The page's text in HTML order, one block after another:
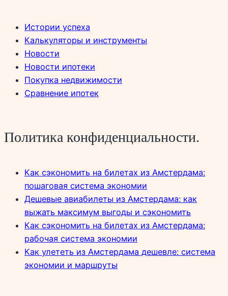
Истории успеха
Калькуляторы и инструменты
Новости
Новости ипотеки
Покупка недвижимости
Сравнение ипотек
Политика конфиденциальности.
Как сэкономить на билетах из Амстердама:
пошаговая система экономии
Дешевые авиабилеты из Амстердама: как
выжать максимум выгоды и сэкономить
Как сэкономить на билетах из Амстердама:
рабочая система экономии
Как улететь из Амстердама дешевле: система
экономии и маршруты